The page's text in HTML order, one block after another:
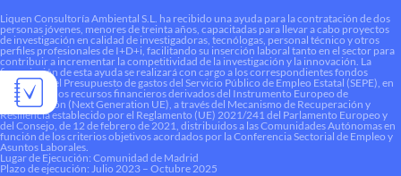
Liquen Consultoría Ambiental S.L. ha recibido una ayuda para la contratación de dos
personas jóvenes, menores de treinta años, capacitadas para llevar a cabo proyectos
de investigación en calidad de investigadoras, tecnólogas, personal técnico y otros
perfiles profesionales de I+D+i, facilitando su inserción laboral tanto en el sector para
contribuir a incrementar la competitividad de la investigación y la innovación. La
financiación de esta ayuda se realizará con cargo a los correspondientes fondos
dotados en el Presupuesto de gastos del Servicio Público de Empleo Estatal (SEPE), en
el marco de los recursos financieros derivados del Instrumento Europeo de
Recuperación (Next Generation UE), a través del Mecanismo de Recuperación y
Resiliencia establecido por el Reglamento (UE) 2021/241 del Parlamento Europeo y
del Consejo, de 12 de febrero de 2021, distribuidos a las Comunidades Autónomas en
función de los criterios objetivos acordados por la Conferencia Sectorial de Empleo y
Asuntos Laborales.
Lugar de Ejecución: Comunidad de Madrid
Plazo de ejecución: Julio 2023 – Octubre 2025